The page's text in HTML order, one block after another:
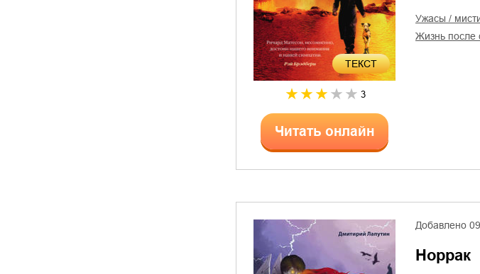
ТЕКСТ
3
Читать онлайн
ужасы /
жизнь
Добавлено
Норрак